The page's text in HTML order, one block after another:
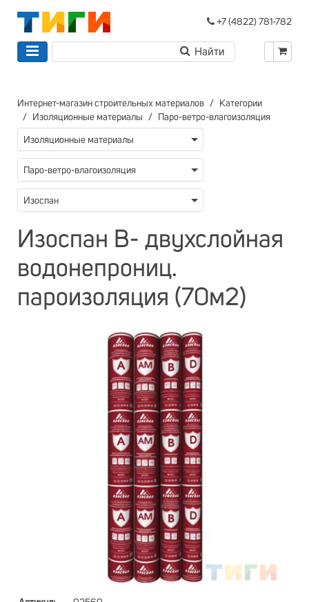
+7 (4822) 781-782
Интернет-магазин строительных материалов
Категории
Изоляционные материалы
Паро-ветро-влагоизоляция
Изоляционные материалы
Паро-ветро-влагоизоляция
Изоспан
Изоспан В- двухслойная
водонепрониц.
пароизоляция (70м2)